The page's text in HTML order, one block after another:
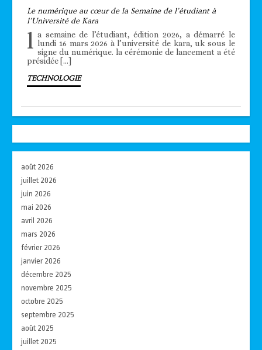
Le numérique au cœur de la Semaine de l’étudiant à
l’Université de Kara
l a semaine de l’étudiant, édition 2026, a démarré le
lundi 16 mars 2026 à l’université de kara, uk sous le
signe du numérique. la cérémonie de lancement a été
présidée […]
TECHNOLOGIE
août 2026
juillet 2026
juin 2026
mai 2026
avril 2026
mars 2026
février 2026
janvier 2026
décembre 2025
novembre 2025
octobre 2025
septembre 2025
août 2025
juillet 2025